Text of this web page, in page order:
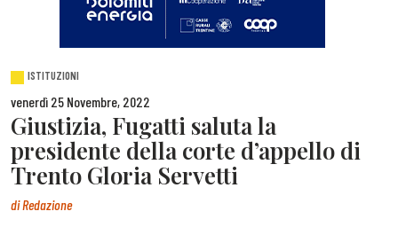
ISTITUZIONI
venerdì 25 Novembre, 2022
Giustizia, Fugatti saluta la
presidente della corte d’appello di
Trento Gloria Servetti
diRedazione